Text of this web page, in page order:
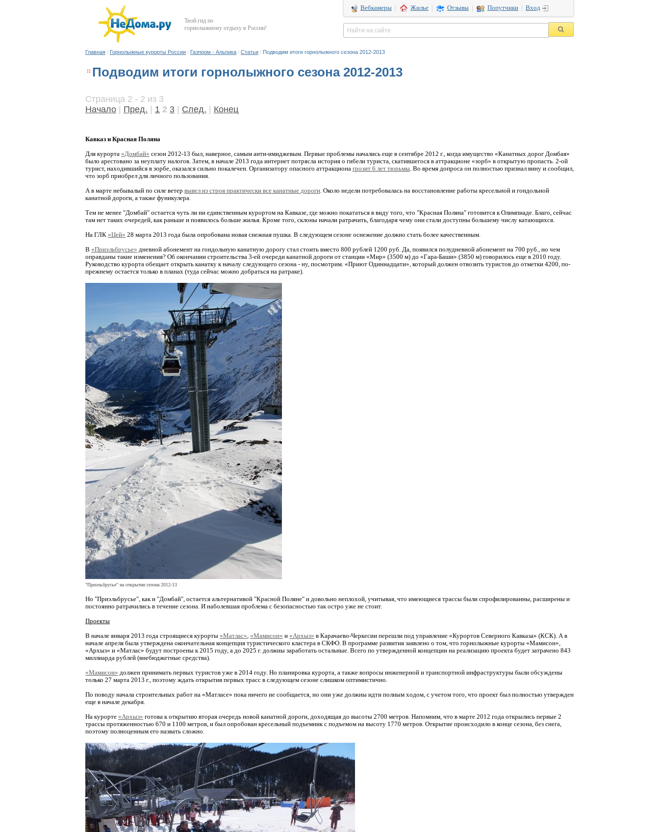
Твой гид по
горнолыжному отдыху в России!
Вебкамеры Жилье Отзывы Попутчики Вход
Главная / Горнолыжные курорты России / Газпром - Альпика / Статьи / Подводим итоги горнолыжного сезона 2012-2013
Подводим итоги горнолыжного сезона 2012-2013
Страница 2 - 2 из 3
Начало
Пред. 1 2 3 След. Конец
Кавказ и Красная Поляна
Для курорта «Домбай» сезон 2012-13 был, наверное, самым анти-имиджевым. Первые проблемы начались еще в сентябре 2012 г., когда имущество «Канатных дорог Домбая»
было арестовано за неуплату налогов. Затем, в начале 2013 года интернет потрясла история о гибели туриста, скатившегося в аттракционе «зорб» в открытую пропасть. 2-ой
турист, находившийся в зорбе, оказался сильно покалечен. Организатору опасного аттракциона грозит 6 лет тюрьмы. Во время допроса он полностью признал вину и сообщил,
что зорб приобрел для личного пользования.
А в марте небывалый по силе ветер вывел из строя практически все канатные дороги. Около недели потребовалась на восстановление работы кресельной и гондольной
канатной дороги, а также фуникулера.
Тем не менее "Домбай" остается чуть ли ни единственным курортом на Кавказе, где можно покататься в виду того, что "Красная Поляна" готовится к Олимпиаде. Благо, сейчас
там нет таких очередей, как раньше и появилось больше жилья. Кроме того, склоны начали ратрачить, благодаря чему они стали доступны большему числу катающихся.
На ГЛК «Цей» 28 марта 2013 года была опробована новая снежная пушка. В следующем сезоне оснежение должно стать более качественным.
В «Приэльбрусье» дневной абонемент на гондольную канатную дорогу стал стоить вместо 800 рублей 1200 руб. Да, появился полудневной абонемент на 700 руб., но чем
оправданы такие изменения? Об окончании строительства 3-ей очереди канатной дороги от станции «Мир» (3500 м) до «Гара-Баши» (3850 м) говорилось еще в 2010 году.
Руководство курорта обещает открыть канатку к началу следующего сезона - ну, посмотрим. «Приют Одиннадцати», который должен отвозить туристов до отметки 4200, по-
прежнему остается только в планах (туда сейчас можно добраться на ратраке).
"Приэльбрусье" на открытии сезона 2012-13
Но "Приэльбрусье", как и "Домбай", остается альтернативой "Красной Поляне" и довольно неплохой, учитывая, что имеющиеся трассы были спрофилированны, расширены и
постоянно ратрачились в течение сезона. И наболевшая проблема с безопасностью так остро уже не стоит.
Проекты
В начале января 2013 года строящиеся курорты «Матлас», «Мамисон» и «Архыз» в Карачаево-Черкесии перешли под управление «Курортов Северного Кавказа» (КСК). А в
начале апреля была утверждена окончательная концепция туристического кластера в СКФО. В программе развития заявлено о том, что горнолыжные курорты «Мамисон»,
«Архыз» и «Матлас» будут построены к 2015 году, а до 2025 г. должны заработать остальные. Всего по утвержденной концепции на реализацию проекта будет затрачено 843
миллиарда рублей (внебюджетные средства).
«Мамисон» должен принимать первых туристов уже в 2014 году. Но планировка курорта, а также вопросы инженерной и транспортной инфраструктуры были обсуждены
только 27 марта 2013 г., поэтому ждать открытия первых трасс в следующем сезоне слишком оптимистично.
По поводу начала строительных работ на «Матласе» пока ничего не сообщается, но они уже должны идти полным ходом, с учетом того, что проект был полностью утвержден
еще в начале декабря.
На курорте «Архыз» готова к открытию вторая очередь новой канатной дороги, доходящая до высоты 2700 метров. Напомним, что в марте 2012 года открылись первые 2
трассы протяженностью 670 и 1100 метров, и был опробован кресельный подъемник с подъемом на высоту 1770 метров. Открытие происходило в конце сезона, без снега,
поэтому полноценным его назвать сложно.